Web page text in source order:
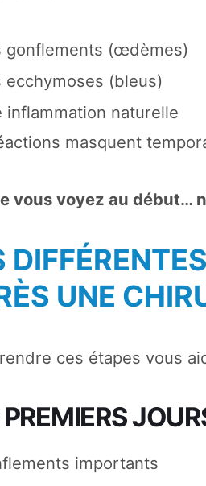
gonflements (œdèmes)
ecchymoses (bleus)
inflammation naturelle
masquent
vous voyez au début…
UNE
ces étapes vous
importants